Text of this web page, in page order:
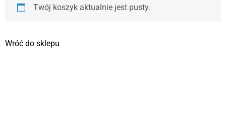
Twój koszyk aktualnie jest pusty.
Wróć do sklepu